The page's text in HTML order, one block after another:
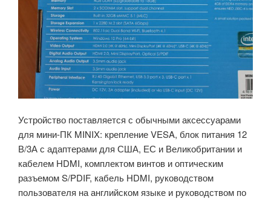
Устройство поставляется с обычными аксессуарами
для мини-ПК MINIX: крепление VESA, блок питания 12
В/3А с адаптерами для США, ЕС и Великобритании и
кабелем HDMI, комплектом винтов и оптическим
разъемом S/PDIF, кабель HDMI, руководством
пользователя на английском языке и руководством по